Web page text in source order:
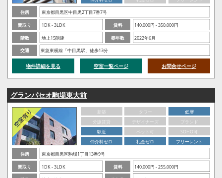
住所
東京都目黒区中目黒2丁目7番7号
間取り
1DK - 3LDK 賃料
140,000円 - 350,000円
階数
地上15階建 築年数
2022年6月
交通
東急東横線「中目黒駅」徒歩13分
物件詳細を見る 空室一覧ページ お問合せページ
グランパセオ駒場東大前
新築 タワー
低層
分譲賃貸
デザイナーズ
ブランド
駅近
ペット可
SOHO可
仲介料ゼロ
礼金ゼロ
フリーレント
住所
東京都目黒区駒場1丁目13番9号
間取り
1DK - 3LDK 賃料
140,000円 - 255,000円